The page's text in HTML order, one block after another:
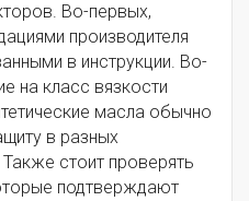
Во-первых,
производителя
в инструкции. Во-
на класс вязкости
масла обычно
в разных
стоит проверять
подтверждают